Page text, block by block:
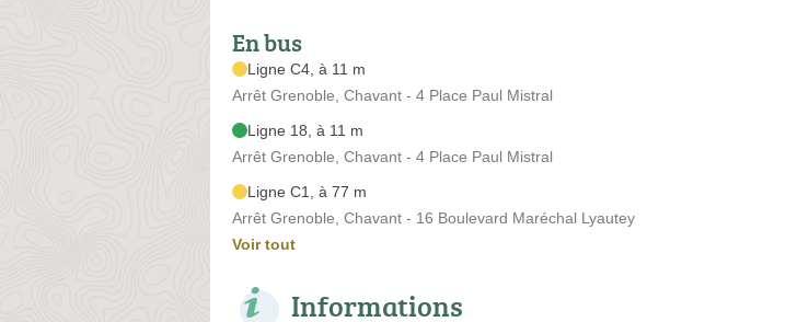
En bus
Ligne C4, à 11 m
Arrêt Grenoble, Chavant - 4 Place Paul Mistral
Ligne 18, à 11 m
Arrêt Grenoble, Chavant - 4 Place Paul Mistral
Ligne C1, à 77 m
Arrêt Grenoble, Chavant - 16 Boulevard Maréchal Lyautey
Voir tout
Informations